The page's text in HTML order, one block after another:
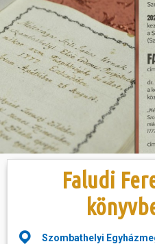
Gasztronómia
Szállás
Sport
Szabadidő
Faludi
Szombathelyi